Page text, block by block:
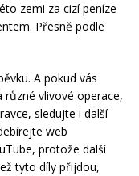
zemi za cizí peníze
Přesně podle
A pokud vás
různé vlivové operace,
sledujte i další
web
protože další
tyto díly přijdou,